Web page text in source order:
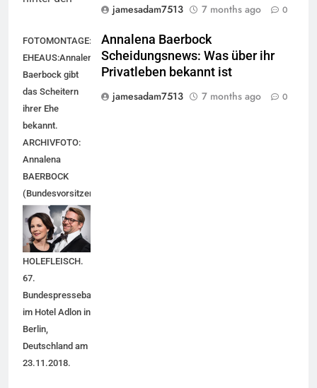
jamesadam7513 7 months ago 0
FOTOMONTAGE:
EHEAUS:Annalena
Baerbock gibt
das Scheitern
ihrer Ehe
bekannt.
ARCHIVFOTO:
Annalena
BAERBOCK
(Bundesvorsitzende
Buendnis90/DieGruenen)
mit Ehemann
Daniel
HOLEFLEISCH.
67.
Bundespresseball
im Hotel Adlon in
Berlin,
Deutschland am
23.11.2018.
Annalena Baerbock
Scheidungsnews: Was über ihr
Privatleben bekannt ist
jamesadam7513
7 months ago 0